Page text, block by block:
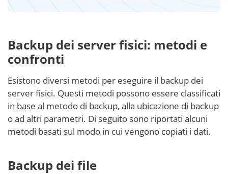
Backup dei server fisici: metodi e
confronti
Esistono diversi metodi per eseguire il backup dei
server fisici. Questi metodi possono essere classificati
in base al metodo di backup, alla ubicazione di backup
o ad altri parametri. Di seguito sono riportati alcuni
metodi basati sul modo in cui vengono copiati i dati.
Backup dei file